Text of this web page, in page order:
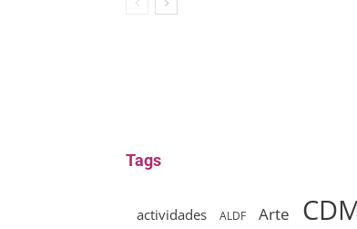
Tags
actividades ALDF Arte